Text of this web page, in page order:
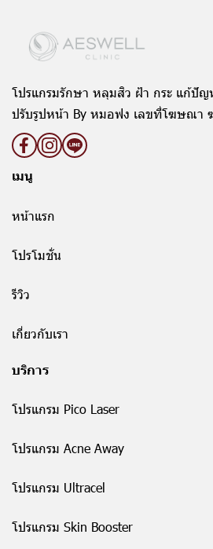
โปรแกรมรักษา หลุมสิว ฝ้า กระ แก้ปั
ปรับรูปหน้า By หมอฟง เลขที่โฆษณ
เมนู
หน้าแรก
โปรโมชั่น
รีวิว
เกี่ยวกับเรา
บริการ
โปรแกรม Pico Laser
โปรแกรม Acne Away
โปรแกรม Ultracel
โปรแกรม Skin Booster